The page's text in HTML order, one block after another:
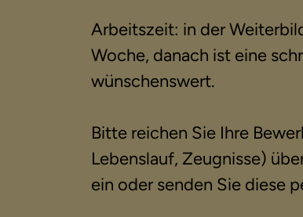
Arbeitszeit: in der
Woche, danach ist eine
wünschenswert.
Bitte reichen Sie Ihre
Lebenslauf, Zeugnisse)
ein oder senden Sie diese